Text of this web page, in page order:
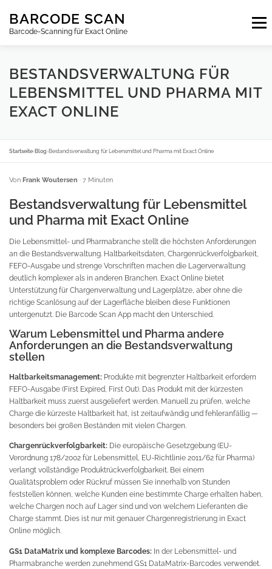
Inhalt
springen
BARCODE SCAN
Barcode-Scanning für Exact Online
Menu
ABONNEMENTS FAQ BLOG KONTAKT
ANMELDEN DE
BESTANDSVERWALTUNG FÜR
LEBENSMITTEL UND PHARMA MIT
EXACT ONLINE
Startseite›Blog ›Bestandsverwaltung für Lebensmittel und Pharma mit Exact Online
Von Frank Woutersen · 7 Minuten
Bestandsverwaltung für Lebensmittel
und Pharma mit Exact Online
Die Lebensmittel- und Pharmabranche stellt die höchsten Anforderungen
an die Bestandsverwaltung. Haltbarkeitsdaten, Chargenrückverfolgbarkeit,
FEFO-Ausgabe und strenge Vorschriften machen die Lagerverwaltung
deutlich komplexer als in anderen Branchen. Exact Online bietet
Unterstützung für Chargenverwaltung und Lagerplätze, aber ohne die
richtige Scanlösung auf der Lagerfläche bleiben diese Funktionen
untergenutzt. Die Barcode Scan App macht den Unterschied.
Warum Lebensmittel und Pharma andere
Anforderungen an die Bestandsverwaltung
stellen
Haltbarkeitsmanagement: Produkte mit begrenzter Haltbarkeit erfordern
FEFO-Ausgabe (First Expired, First Out). Das Produkt mit der kürzesten
Haltbarkeit muss zuerst ausgeliefert werden. Manuell zu prüfen, welche
Charge die kürzeste Haltbarkeit hat, ist zeitaufwändig und fehleranfällig —
besonders bei großen Beständen mit vielen Chargen.
Chargenrückverfolgbarkeit: Die europäische Gesetzgebung (EU-
Verordnung 178/2002 für Lebensmittel, EU-Richtlinie 2011/62 für Pharma)
verlangt vollständige Produktrückverfolgbarkeit. Bei einem
Qualitätsproblem oder Rückruf müssen Sie innerhalb von Stunden
feststellen können, welche Kunden eine bestimmte Charge erhalten haben,
welche Chargen noch auf Lager sind und von welchem Lieferanten die
Charge stammt. Dies ist nur mit genauer Chargenregistrierung in Exact
Online möglich.
GS1 DataMatrix und komplexe Barcodes: In der Lebensmittel- und
Pharmabranche werden zunehmend GS1 DataMatrix-Barcodes verwendet.